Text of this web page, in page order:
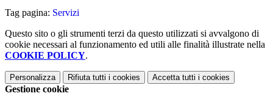
Tag pagina: Servizi
Questo sito o gli strumenti terzi da questo utilizzati si avvalgono di
cookie necessari al funzionamento ed utili alle finalità illustrate nella
COOKIE POLICY.
Personalizza Rifiuta tutti i cookies Accetta tutti i cookies
Gestione cookie